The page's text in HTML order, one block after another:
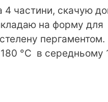
4 частини, скачую
на форму для
пергаментом.
°C в середньому